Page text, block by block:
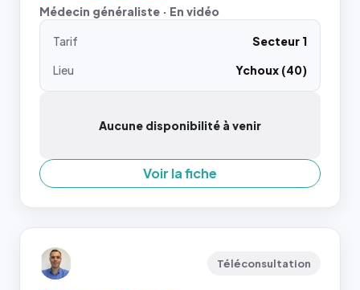
Médecin généraliste · En vidéo
Tarif
Secteur 1
Lieu
Ychoux (40)
Aucune disponibilité à venir
Voir la fiche
Téléconsultation